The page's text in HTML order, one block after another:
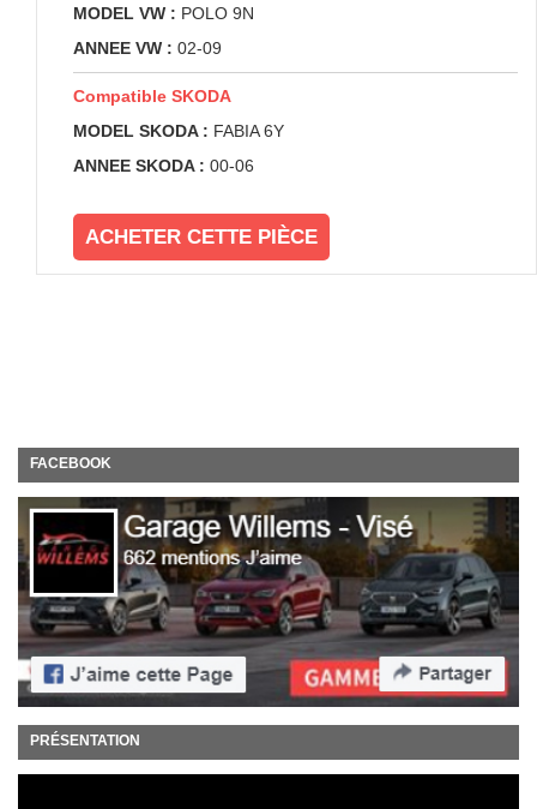
MODEL VW : POLO 9N
ANNEE VW : 02-09
Compatible SKODA
MODEL SKODA : FABIA 6Y
ANNEE SKODA : 00-06
ACHETER CETTE PIÈCE
FACEBOOK
PRÉSENTATION